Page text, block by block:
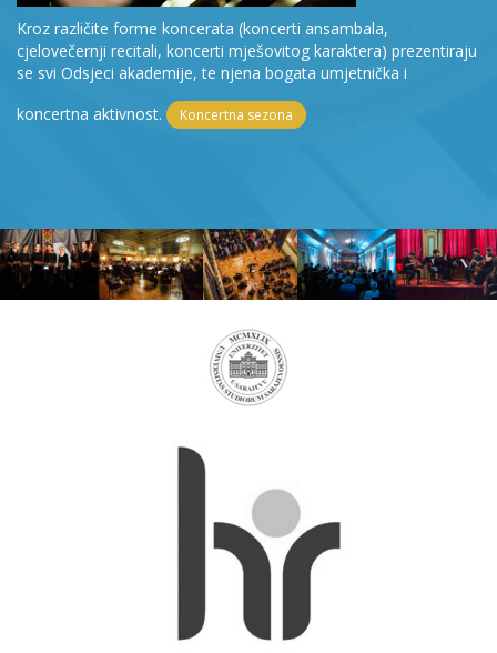
Kroz različite forme koncerata (koncerti ansambala,
cjelovečernji recitali, koncerti mješovitog karaktera) prezentiraju
se svi Odsjeci akademije, te njena bogata umjetnička i
koncertna aktivnost.
Koncertna sezona